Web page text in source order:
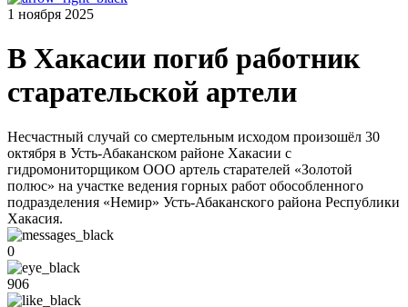
1 ноября 2025
В Хакасии погиб работник
старательской артели
Несчастный случай со смертельным исходом произошёл 30
октября в Усть-Абаканском районе Хакасии с
гидромониторщиком ООО артель старателей «Золотой
полюс» на участке ведения горных работ обособленного
подразделения «Немир» Усть-Абаканского района Республики
Хакасия.
0
906